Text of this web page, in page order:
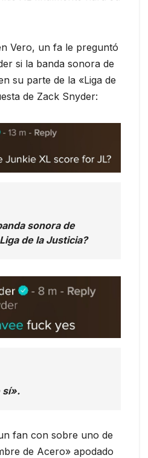
Vero, un fa le preguntó
si la banda sonora de
su parte de la «Liga de
de Zack Snyder:
sonora de
de la Justicia?
sí».
fan con sobre uno de
de Acero» apodado